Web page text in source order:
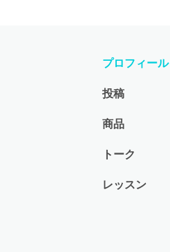
プロフィール
投稿
商品
トーク
レッスン